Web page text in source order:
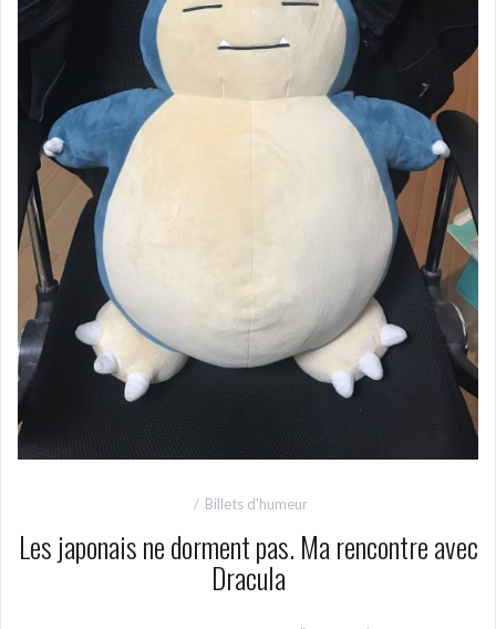
Billets d'humeur
Les japonais ne dorment pas. Ma rencontre avec
Dracula